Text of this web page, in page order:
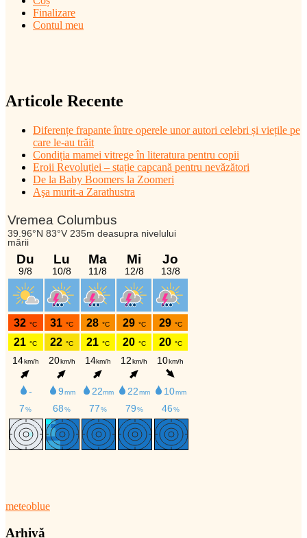
Finalizare
Contul meu
Articole Recente
Diferențe frapante între operele unor autori celebri și viețile pe
care le-au trăit
Condiția mamei vitrege în literatura pentru copii
Eroii Revoluției – stație capcană pentru nevăzători
De la Baby Boomers la Zoomeri
Aşa murit-a Zarathustra
meteoblue
Arhivă